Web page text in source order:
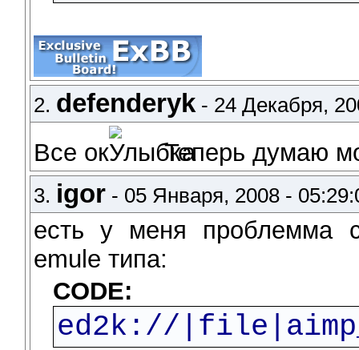
2. defenderyk- 24 Декабря,
Все ок Теперь думаю
3. igor - 05 Января, 2008 -
есть у меня проблемма
emule типа:
CODE:
ed2k://